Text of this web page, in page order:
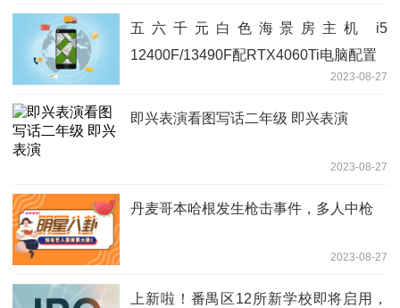
五六千元白色海景房主机 i5
12400F/13490F配RTX4060Ti电脑配置
2023-08-27
即兴表演看图写话二年级 即兴表演
2023-08-27
丹麦哥本哈根发生枪击事件，多人中枪
2023-08-27
上新啦！番禺区12所新学校即将启用，